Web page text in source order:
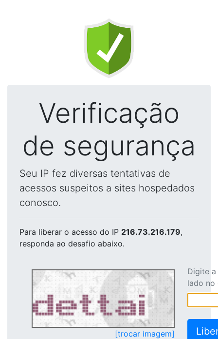
Verificação
de segurança
Seu IP fez diversas tentativas de
acessos suspeitos a sites hospedados
conosco.
Para liberar o acesso do IP 216.73.216.179,
responda ao desafio abaixo.
[trocar imagem]
Digite
lado no